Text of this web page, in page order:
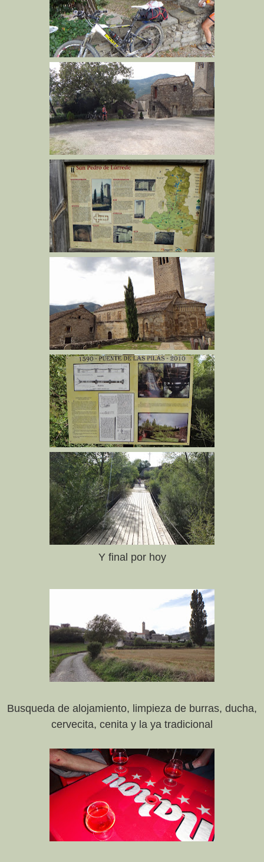
Y final por hoy
Busqueda de alojamiento, limpieza de burras, ducha,
cervecita, cenita y la ya tradicional